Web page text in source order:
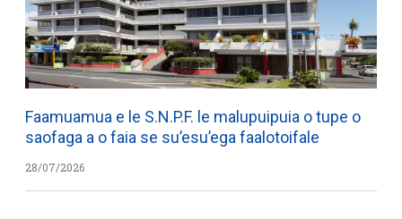
Faamuamua e le S.N.P.F. le malupuipuia o tupe o
saofaga a o faia se su’esu’ega faalotoifale
28/07/2026